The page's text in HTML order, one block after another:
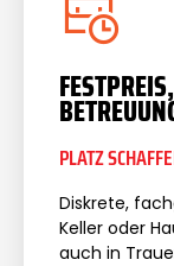
PLATZ
Diskrete,
Keller oder
auch in